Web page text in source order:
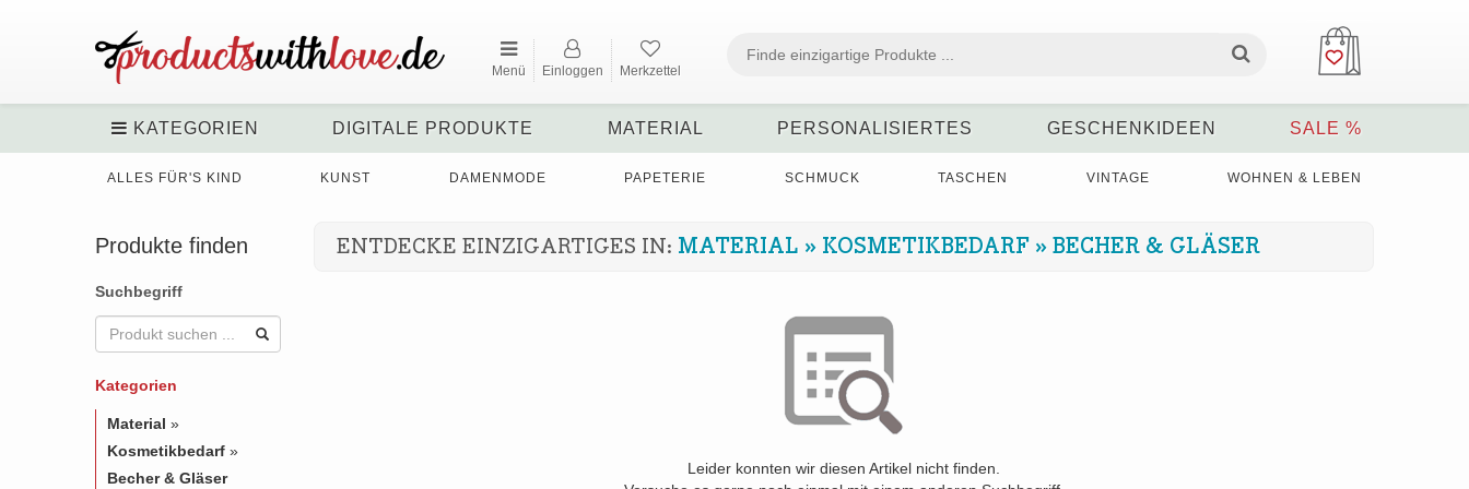
Menü Einloggen Merkzettel
KATEGORIEN DIGITALE PRODUKTE MATERIAL PERSONALISIERTES GESCHENKIDEEN SALE %
ALLES FÜR'S KIND KUNST DAMENMODE PAPETERIE SCHMUCK TASCHEN VINTAGE WOHNEN & LEBEN
Produkte finden
Suchbegriff
Kategorien
Material »
Kosmetikbedarf »
Becher & Gläser
ENTDECKE EINZIGARTIGES IN: MATERIAL » KOSMETIKBEDARF » BECHER & GLÄSER
Leider konnten wir diesen Artikel nicht finden.